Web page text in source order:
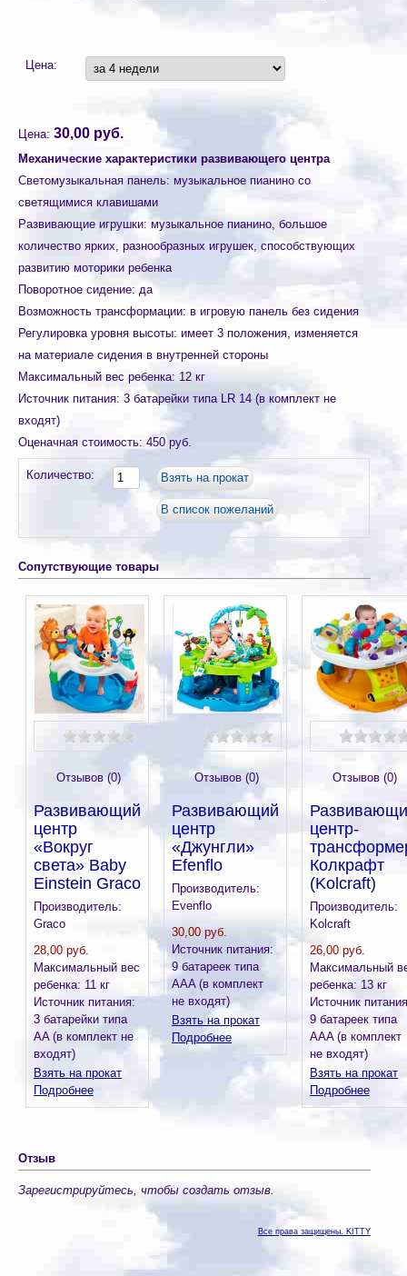
Цена:
Цена: 30,00 руб.
Механические характеристики развивающего центра
Светомузыкальная панель: музыкальное пианино со
светящимися клавишами
Развивающие игрушки: музыкальное пианино, большое
количество ярких, разнообразных игрушек, способствующих
развитию моторики ребенка
Поворотное сидение: да
Возможность трансформации: в игровую панель без сидения
Регулировка уровня высоты: имеет 3 положения, изменяется
на материале сидения в внутренней стороны
Максимальный вес ребенка: 12 кг
Источник питания: 3 батарейки типа LR 14 (в комплект не
входят)
Оценачная стоимость: 450 руб.
Количество:
Сопутствующие товары
Отзывов (0)
Развивающий
центр
«Вокруг
света» Baby
Einstein Graco
Производитель:
Graco
28,00 руб.
Максимальный вес
ребенка: 11 кг
Источник питания:
3 батарейки типа
AA (в комплект не
входят)
Взять на прокат
Подробнее
Отзывов (0)
Развивающий
центр
«Джунгли»
Efenflo
Производитель:
Evenflo
30,00 руб.
Источник питания:
9 батареек типа
AAA (в комплект
не входят)
Взять на прокат
Подробнее
Отзывов (0)
центр-
Колкрафт
(Kolcraft)
Производитель:
Kolcraft
26,00 руб.
Максимальный
ребенка: 13 кг
Источник
9 батареек типа
AAA (в комплект
не входят)
Взять на прокат
Подробнее
Отзыв
Зарегистрируйтесь, чтобы создать отзыв.
Все права защищены. KITTY